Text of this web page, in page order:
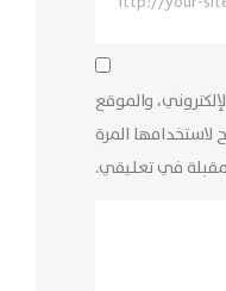
والموقع
لاستخدامها المرة
في تعليقي.